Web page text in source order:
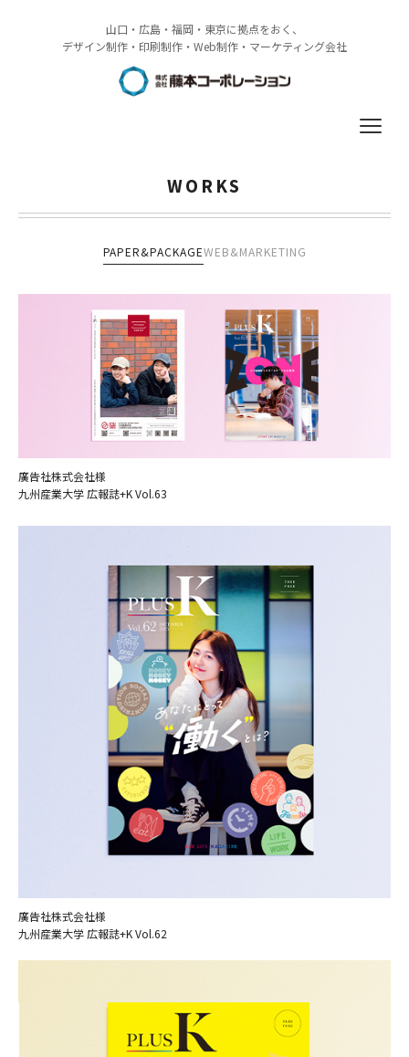
山口・広島・福岡・東京に拠点をおく、
デザイン制作・印刷制作・Web制作・マーケティング会社
SERVICE
COMPANY
RECRUIT
ACCESS
CONTACT
WORKS
PAPER&PACKAGEWEB&MARKETING
廣告社株式会社様
九州産業大学 広報誌+K Vol.63
廣告社株式会社様
九州産業大学 広報誌+K Vol.62